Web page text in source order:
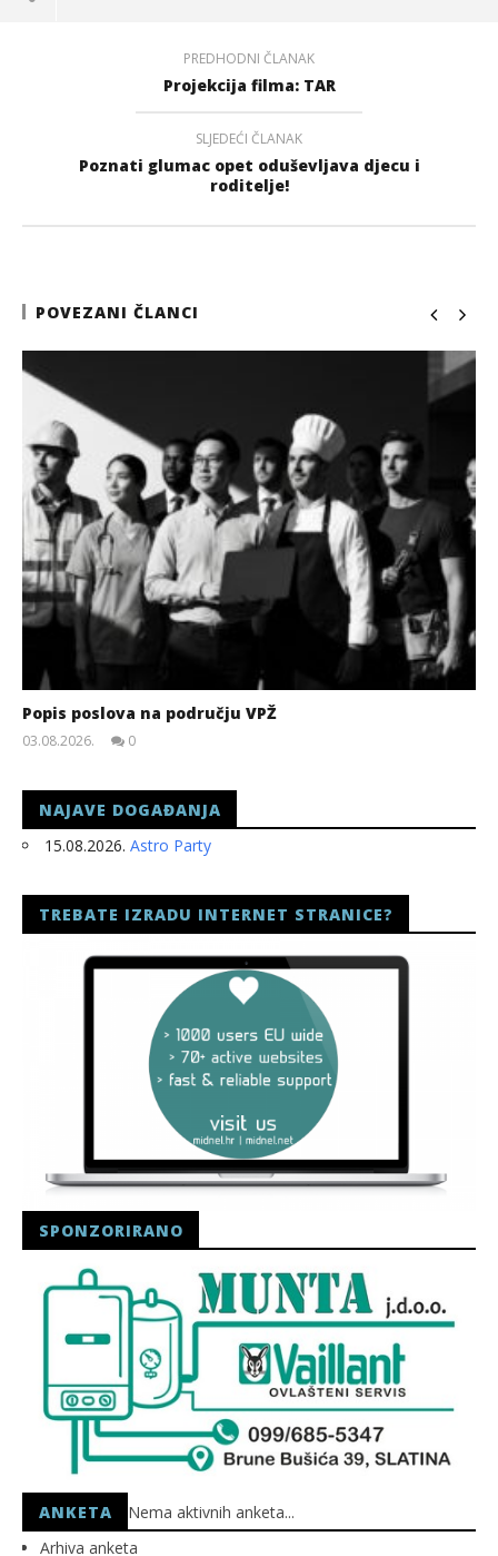
PREDHODNI ČLANAK
Projekcija filma: TAR
SLJEDEĆI ČLANAK
Poznati glumac opet oduševljava djecu i
roditelje!
POVEZANI ČLANCI
Popis poslova na području VPŽ
03.08.2026.
0
NAJAVE DOGAĐANJA
15.08.2026. Astro Party
TREBATE IZRADU INTERNET STRANICE?
SPONZORIRANO
ANKETA
Nema aktivnih anketa...
Arhiva anketa